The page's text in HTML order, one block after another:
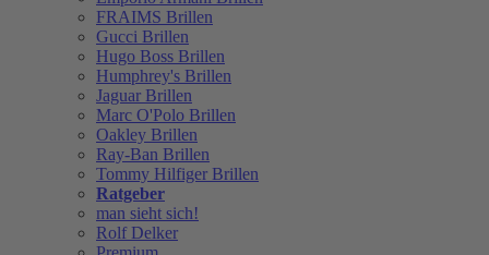
FRAIMS Brillen
Gucci Brillen
Hugo Boss Brillen
Humphrey's Brillen
Jaguar Brillen
Marc O'Polo Brillen
Oakley Brillen
Ray-Ban Brillen
Tommy Hilfiger Brillen
Ratgeber
man sieht sich!
Rolf Delker